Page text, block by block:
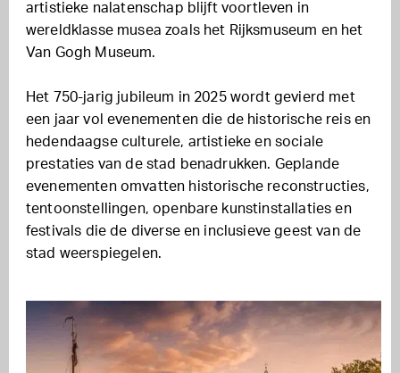
artistieke nalatenschap blijft voortleven in
wereldklasse musea zoals het Rijksmuseum en het
Van Gogh Museum.
Het 750-jarig jubileum in 2025 wordt gevierd met
een jaar vol evenementen die de historische reis en
hedendaagse culturele, artistieke en sociale
prestaties van de stad benadrukken. Geplande
evenementen omvatten historische reconstructies,
tentoonstellingen, openbare kunstinstallaties en
festivals die de diverse en inclusieve geest van de
stad weerspiegelen.